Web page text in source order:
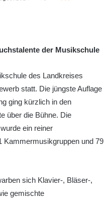
der Musikschule
des Landkreises
statt. Die jüngste Auflage
ging kürzlich in den
über die Bühne. Die
ein reiner
Kammermusikgruppen und 79
sich Klavier-, Bläser-,
gemischte